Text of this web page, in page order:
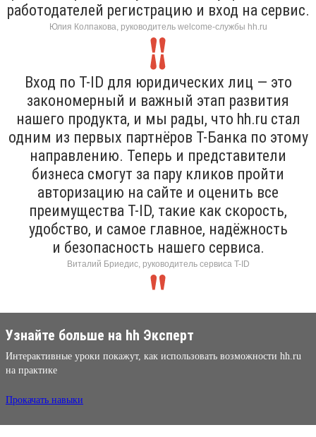
работодателей регистрацию и вход на сервис.
Юлия Колпакова, руководитель welcome-службы hh.ru
Вход по T-ID для юридических лиц — это
закономерный и важный этап развития
нашего продукта, и мы рады, что hh.ru стал
одним из первых партнёров Т-Банка по этому
направлению. Теперь и представители
бизнеса смогут за пару кликов пройти
авторизацию на сайте и оценить все
преимущества T-ID, такие как скорость,
удобство, и самое главное, надёжность
и безопасность нашего сервиса.
Виталий Бриедис, руководитель сервиса T-ID
Узнайте больше на hh Эксперт
Интерактивные уроки покажут, как использовать возможности hh.ru
на практике
Прокачать навыки